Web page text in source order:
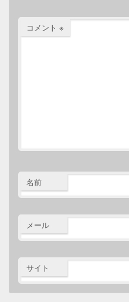
コメント ※
名前
メール
サイト